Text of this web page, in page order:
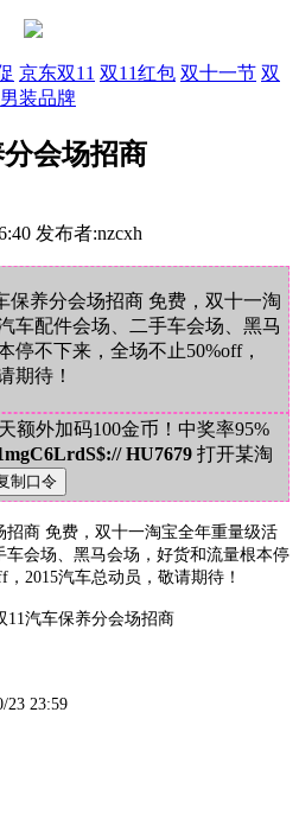
京东双11 双11红包 双十一节 双
男装品牌
会场招商
发布者:nzcxh
保养分会场招商 免费，双十一淘
车配件会场、二手车会场、黑马
停不下来，全场不止50%off，
期待！
额外加码100金币！中奖率95%
HU7679 打开某淘
招商 免费，双十一淘宝全年重量级活
车会场、黑马会场，好货和流量根本停
2015汽车总动员，敬请期待！
23 23:59